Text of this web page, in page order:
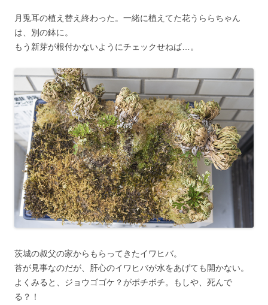
月兎耳の植え替え終わった。一緒に植えてた花うららちゃん
は、別の鉢に。
もう新芽が根付かないようにチェックせねば…。
茨城の叔父の家からもらってきたイワヒバ。
苔が見事なのだが、肝心のイワヒバが水をあげても開かない。
よくみると、ジョウゴゴケ？がボチボチ。もしや、死んで
る？！